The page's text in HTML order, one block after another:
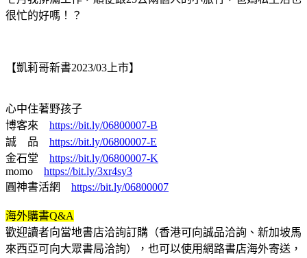
很忙的好嗎！？
【凱莉哥新書2023/03上市】
心中住著野孩子
博客來 https://bit.ly/06800007-B
誠 品 https://bit.ly/06800007-E
金石堂 https://bit.ly/06800007-K
momo https://bit.ly/3xr4sy3
圓神書活網 https://bit.ly/06800007
海外購書Q&A
歡迎讀者向當地書店洽詢訂購（香港可向誠品洽詢、新加坡馬
來西亞可向大眾書局洽詢），也可以使用網路書店海外寄送，